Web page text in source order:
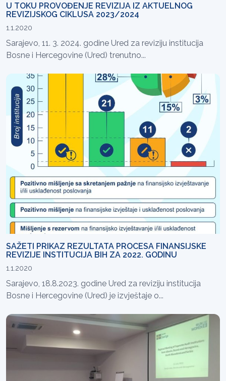
U TOKU PROVOĐENJE REVIZIJA IZ AKTUELNOG
REVIZIJSKOG CIKLUSA 2023/2024
1.1.2020
Sarajevo, 11. 3. 2024. godine Ured za reviziju institucija
Bosne i Hercegovine (Ured) trenutno...
SAŽETI PRIKAZ REZULTATA PROCESA FINANSIJSKE
REVIZIJE INSTITUCIJA BIH ZA 2022. GODINU
1.1.2020
Sarajevo, 18.8.2023. godine Ured za reviziju institucija
Bosne i Hercegovine (Ured) je izvještaje o...